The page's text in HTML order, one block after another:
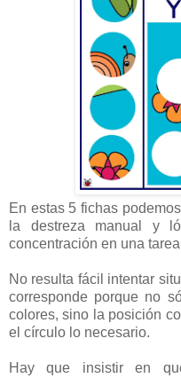
En estas 5 fichas
la destreza manual y
concentración en una
No resulta fácil intentar
corresponde porque no
colores, sino la posición
el círculo lo necesario.
Hay que insistir en